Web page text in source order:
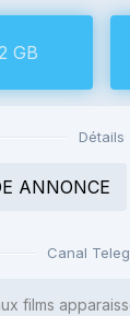
GB
Détails
ANNONCE
Canal
films